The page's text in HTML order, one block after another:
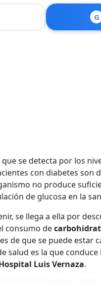
G
se detecta por los
con diabetes son
no produce
de glucosa en la
se llega a ella por
consumo de
de que se puede estar
salud es la que
Luis Vernaza.